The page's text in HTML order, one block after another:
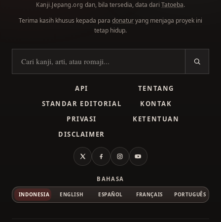
Kanji.Jepang.org dan, bila tersedia, data dari Tatoeba.
Terima kasih khusus kepada para donaturyang menjaga proyek ini
tetap hidup.
Cari kanji
API
TENTANG
STANDAR EDITORIAL
KONTAK
PRIVASI
KETENTUAN
DISCLAIMER
X FacebookInstagramYouTube
BAHASA
INDONESIA ENGLISH ESPAÑOL FRANÇAIS PORTUGUÊS